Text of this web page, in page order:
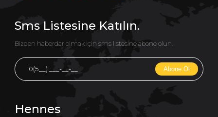
Sms Listesine Katılın.
Bizden haberdar olmak için sms listesine abone olun.
Abone Ol
Hennes